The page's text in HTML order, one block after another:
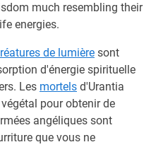
much resembling their
energies.
de lumière sont
d'énergie spirituelle
Les mortels d'Urantia
pour obtenir de
angéliques sont
que vous ne